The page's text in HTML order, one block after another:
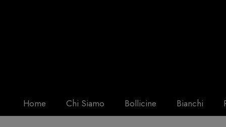
Home Chi Siamo Bollicine Bianchi